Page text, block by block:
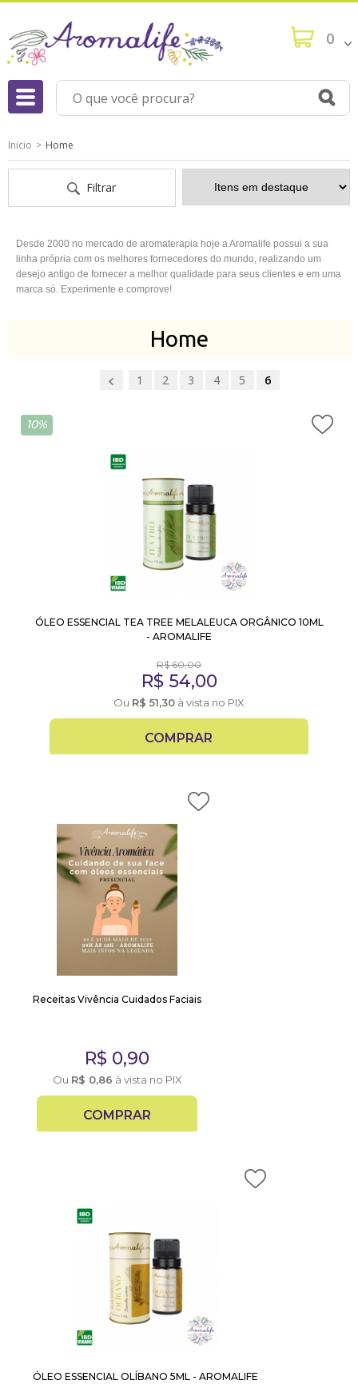
0
Filtrar
Inicio Home
Desde 2000 no mercado de aromaterapia hoje a Aromalife possui a sua
linha própria com os melhores fornecedores do mundo, realizando um
desejo antigo de fornecer a melhor qualidade para seus clientes e em uma
marca só. Experimente e comprove!
Home
1 2 3 4 5 6
10%
ÓLEO ESSENCIAL TEA TREE MELALEUCA ORGÂNICO 10ML
- AROMALIFE
R$60,00
R$ 54,00
Ou R$ 51,30 à vista no PIX
COMPRAR
Receitas Vivência Cuidados Faciais
R$ 0,90
Ou R$ 0,86 à vista no PIX
COMPRAR
ÓLEO ESSENCIAL OLÍBANO 5ML - AROMALIFE